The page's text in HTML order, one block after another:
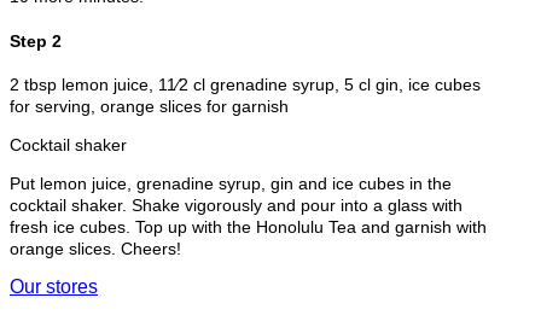
Step 2
2 tbsp lemon juice, 11⁄2 cl grenadine syrup, 5 cl gin, ice cubes
for serving, orange slices for garnish
Cocktail shaker
Put lemon juice, grenadine syrup, gin and ice cubes in the
cocktail shaker. Shake vigorously and pour into a glass with
fresh ice cubes. Top up with the Honolulu Tea and garnish with
orange slices. Cheers!
Our stores